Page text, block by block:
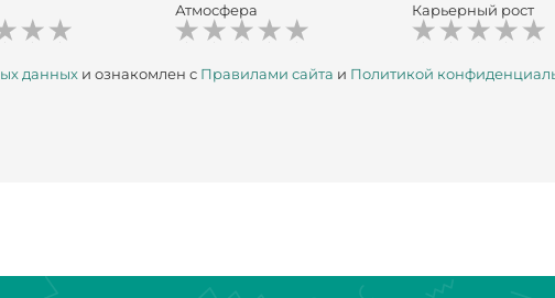
Атмосфера Карьерный рост
данных и ознакомлен с Правилами сайта и Политикой